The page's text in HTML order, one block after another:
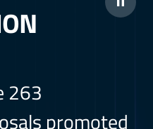
263
promoted